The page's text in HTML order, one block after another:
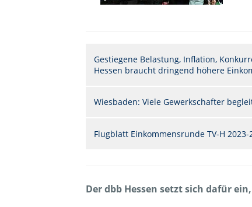
Gestiegene Belastung, Inflation,
Hessen braucht dringend höhere
Wiesbaden: Viele Gewerkschafter
Flugblatt Einkommensrunde TV-H
Der dbb Hessen setzt sich dafür